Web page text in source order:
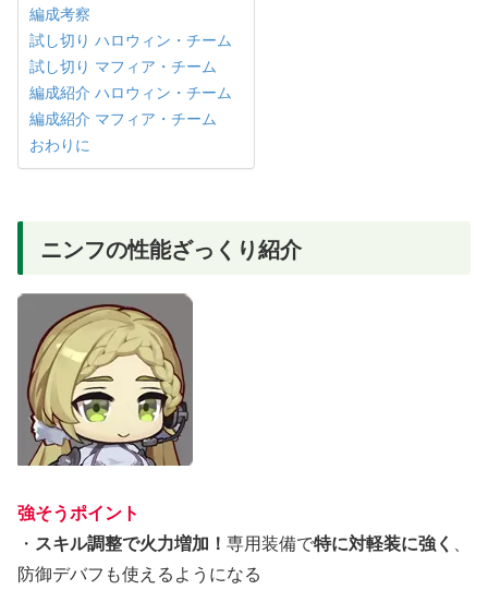
編成考察
試し切り ハロウィン・チーム
試し切り マフィア・チーム
編成紹介 ハロウィン・チーム
編成紹介 マフィア・チーム
おわりに
ニンフの性能ざっくり紹介
強そうポイント
・ スキル調整で火力増加！ 専用装備で特に対軽装に強く 、
防御デバフも使えるようになる